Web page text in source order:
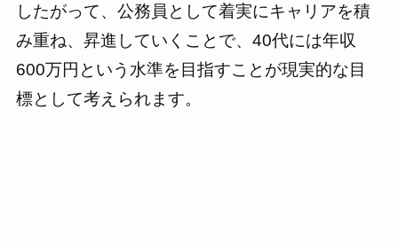
したがって、公務員として着実にキャリアを積
み重ね、昇進していくことで、40代には年収
600万円という水準を目指すことが現実的な目
標として考えられます。